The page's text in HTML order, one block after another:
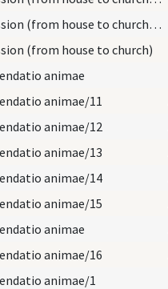
exodiastic rites/procession (from house to church)/3
(from house to church)
animae
animae/11
animae/12
animae/13
animae/14
animae/15
animae
animae/16
animae/1